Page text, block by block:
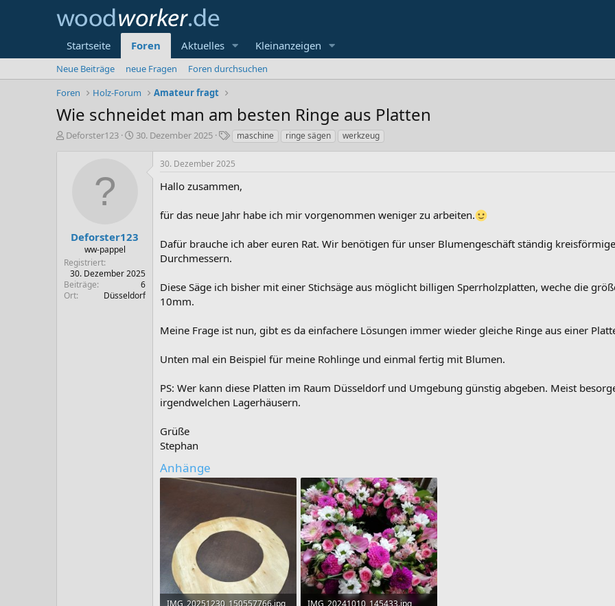
Startseite Foren Aktuelles Kleinanzeigen
Neue Beiträge neue Fragen
Foren durchsuchen
Foren
Holz-Forum Amateur fragt
Wie schneidet man am besten Ringe aus Platten
E
Deforster123
E
a
30. Dezember 2025
S
h
a
w
o
t
maschine ringe sägen werkzeug
Deforster123
ww-pappel
Registriert
30. Dezember 2025
Beiträge
6
Ort
Düsseldorf
30. Dezember 2025
Hallo zusammen,
für das neue Jahr habe ich mir vorgenommen weniger zu arbeiten.
Dafür brauche ich aber euren Rat. Wir benötigen für unser Blumengeschäft ständig
Durchmessern.
Diese Säge ich bisher mit einer Stichsäge aus möglicht billigen Sperrholzplatten, weche die
10mm.
Meine Frage ist nun, gibt es da einfachere Lösungen immer wieder gleiche Ringe aus einer
Unten mal ein Beispiel für meine Rohlinge und einmal fertig mit Blumen.
PS: Wer kann diese Platten im Raum Düsseldorf und Umgebung günstig abgeben. Meist
irgendwelchen Lagerhäusern.
Grüße
Stephan
Anhänge
IMG_20251230_150557766.jpg
IMG_20241010_145433.jpg